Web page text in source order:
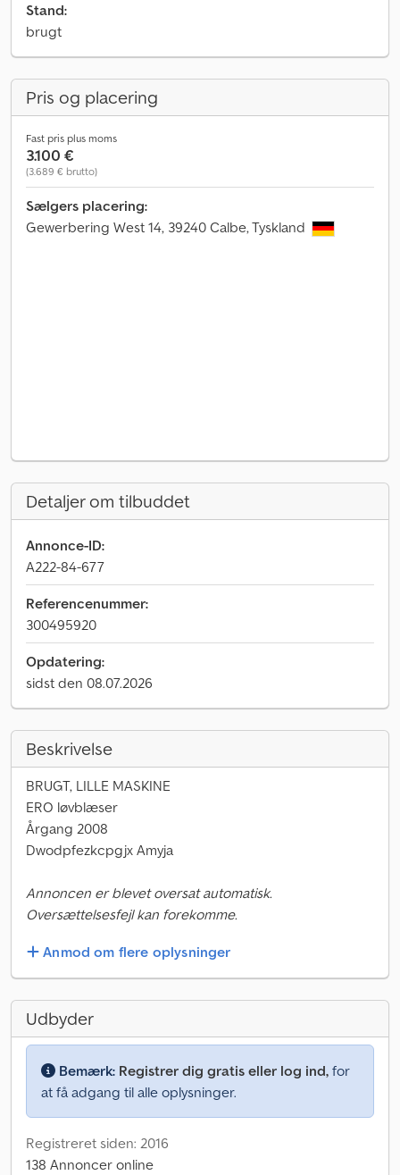
Stand:
brugt
Pris og placering
Fast pris plus moms
3.100 €
(3.689 € brutto)
Sælgers placering:
Gewerbering West 14, 39240 Calbe, Tyskland
Detaljer om tilbuddet
Annonce-ID:
A222-84-677
Referencenummer:
300495920
Opdatering:
sidst den 08.07.2026
Beskrivelse
BRUGT, LILLE MASKINE
ERO løvblæser
Årgang 2008
Dwodpfezkcpgjx Amyja
Annoncen er blevet oversat automatisk.
Oversættelsesfejl kan forekomme.
Anmod om flere oplysninger
Udbyder
Bemærk: Registrer dig gratis eller log ind, for
at få adgang til alle oplysninger.
Registreret siden: 2016
138 Annoncer online